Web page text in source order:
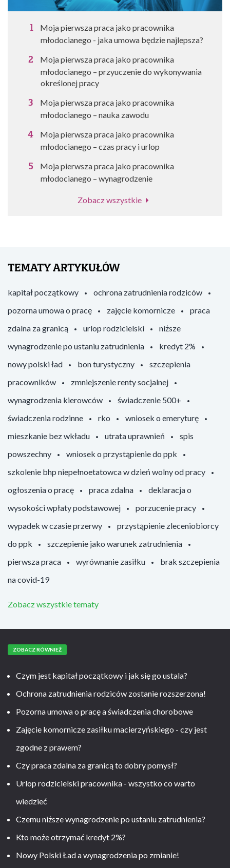
Moja pierwsza praca jako pracownika
młodocianego - jaka umowa będzie najlepsza?
Moja pierwsza praca jako pracownika
młodocianego – przyuczenie do wykonywania
określonej pracy
Moja pierwsza praca jako pracownika
młodocianego – nauka zawodu
Moja pierwsza praca jako pracownika
młodocianego – czas pracy i urlop
Moja pierwsza praca jako pracownika
młodocianego – wynagrodzenie
Zobacz wszystkie
TEMATY ARTYKUŁÓW
kapitał początkowy
ochrona zatrudnienia rodziców
pozorna umowa o pracę
zajęcie komornicze
praca
zdalna za granicą
urlop rodzicielski
niższe
wynagrodzenie po ustaniu zatrudnienia
kredyt 2%
nowy polski ład
bon turystyczny
szczepienia
pracowników
zmniejszenie renty socjalnej
wynagrodzenia kierowców
świadczenie 500+
świadczenia rodzinne
rko
wniosek o emeryturę
mieszkanie bez wkładu
utrata uprawnień
spis
powszechny
wniosek o przystąpienie do ppk
szkolenie bhp niepełnoetatowca w dzień wolny od pracy
ogłoszenia o pracę
praca zdalna
deklaracja o
wysokości wpłaty podstawowej
porzucenie pracy
wypadek w czasie przerwy
przystąpienie zleceniobiorcy
do ppk
szczepienie jako warunek zatrudnienia
pierwsza praca
wyrównanie zasiłku
brak szczepienia
na covid-19
Zobacz wszystkie tematy
ZOBACZ RÓWNIEŻ
Czym jest kapitał początkowy i jak się go ustala?
Ochrona zatrudnienia rodziców zostanie rozszerzona!
Pozorna umowa o pracę a świadczenia chorobowe
Zajęcie komornicze zasiłku macierzyńskiego - czy jest
zgodne z prawem?
Czy praca zdalna za granicą to dobry pomysł?
Urlop rodzicielski pracownika - wszystko co warto
wiedzieć
Czemu niższe wynagrodzenie po ustaniu zatrudnienia?
Kto może otrzymać kredyt 2%?
Nowy Polski Ład a wynagrodzenia po zmianie!